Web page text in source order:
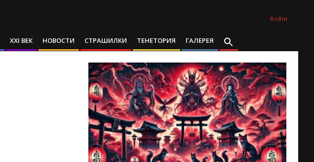
Войти
XXI ВЕК НОВОСТИ СТРАШИЛКИ ТЕНЕТОРИЯ ГАЛЕРЕЯ